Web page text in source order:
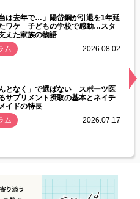
当は去年で…」陽岱鋼が引退を1年延
ワケ 子どもの学校で感動…スタ
えた家族の物語
ム
2026.08.02
んとなく」で選ばない スポーツ医
サプリメント摂取の基本とネイチ
イドの特長
ム
2026.07.17